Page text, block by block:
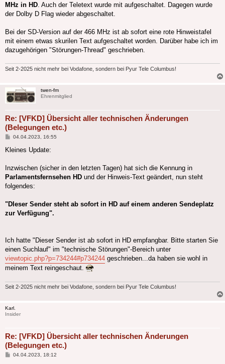
MHz in HD . Auch der Teletext wurde mit aufgeschaltet. Dagegen wurde
der Dolby D Flag wieder abgeschaltet.
Bei der SD-Version auf der 466 MHz ist ab sofort eine rote Hinweistafel
mit einem etwas skurilen Text aufgeschaltet worden. Darüber habe ich im
dazugehörigen "Störungen-Thread" geschrieben.
Seit 2-2025 nicht mehr bei Vodafone, sondern bei Pyur Tele Columbus!
twen-fm
Ehrenmitglied
Re: [VFKD] Übersicht aller technischen Änderungen
(Belegungen etc.)
Beitrag
04.04.2023, 16:55
Kleines Update:
Inzwischen (sicher in den letzten Tagen) hat sich die Kennung in
Parlamentsfernsehen HD und der Hinweis-Text geändert, nun steht
folgendes:
"DIeser Sender steht ab sofort in HD auf einem anderen Sendeplatz
zur Verfügung".
Ich hatte "Dieser Sender ist ab sofort in HD empfangbar. Bitte starten Sie
einen Suchlauf" im "technische Störungen"-Bereich unter
viewtopic.php?p=734244#p734244 geschrieben...da haben sie wohl in
meinem Text reingeschaut.
Seit 2-2025 nicht mehr bei Vodafone, sondern bei Pyur Tele Columbus!
Karl.
Insider
Re: [VFKD] Übersicht aller technischen Änderungen
(Belegungen etc.)
Beitrag
04.04.2023, 18:12